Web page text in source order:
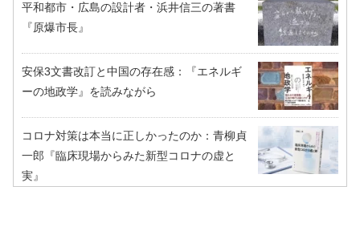
平和都市・広島の設計者・浜井信三の著書
『原爆市長』
安保3文書改訂と中国の存在感：『エネルギ
ーの地政学』を読みながら
コロナ対策は本当に正しかったのか：青柳貞
一郎『臨床現場からみた新型コロナの虚と
実』